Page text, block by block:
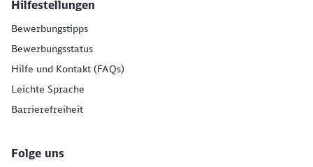
Hilfestellungen
Bewerbungstipps
Bewerbungsstatus
Hilfe und Kontakt (FAQs)
Leichte Sprache
Barrierefreiheit
Folge uns